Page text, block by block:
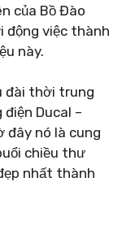
của Bồ Đào
động việc thành
này.
đài thời trung
Ducal –
đây nó là cung
chiều thư
nhất thành